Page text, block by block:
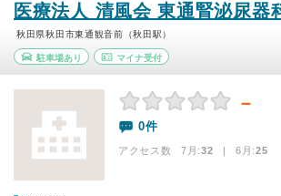
医療法人 清風会 東通腎泌尿器
秋田県秋田市東通観音前（秋田駅）
駐車場あり マイナ受付
－
0件
アクセス数 7月:32 | 6月:25